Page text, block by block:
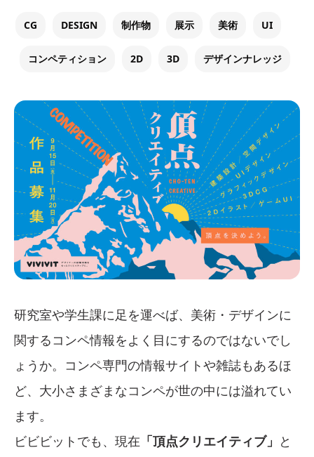
CG DESIGN 制作物 展示 美術 UI
コンペティション 2D 3D デザインナレッジ
研究室や学生課に足を運べば、美術・デザインに
関するコンペ情報をよく目にするのではないでし
ょうか。コンペ専門の情報サイトや雑誌もあるほ
ど、大小さまざまなコンペが世の中には溢れてい
ます。
ビビビットでも、現在 「頂点クリエイティブ」 と